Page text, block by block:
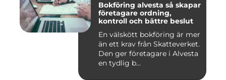
Bokföring alvesta så skapar
företagare ordning,
kontroll och bättre beslut
En välskött bokföring är mer
än ett krav från Skatteverket.
Den ger företagare i Alvesta
en tydlig b...